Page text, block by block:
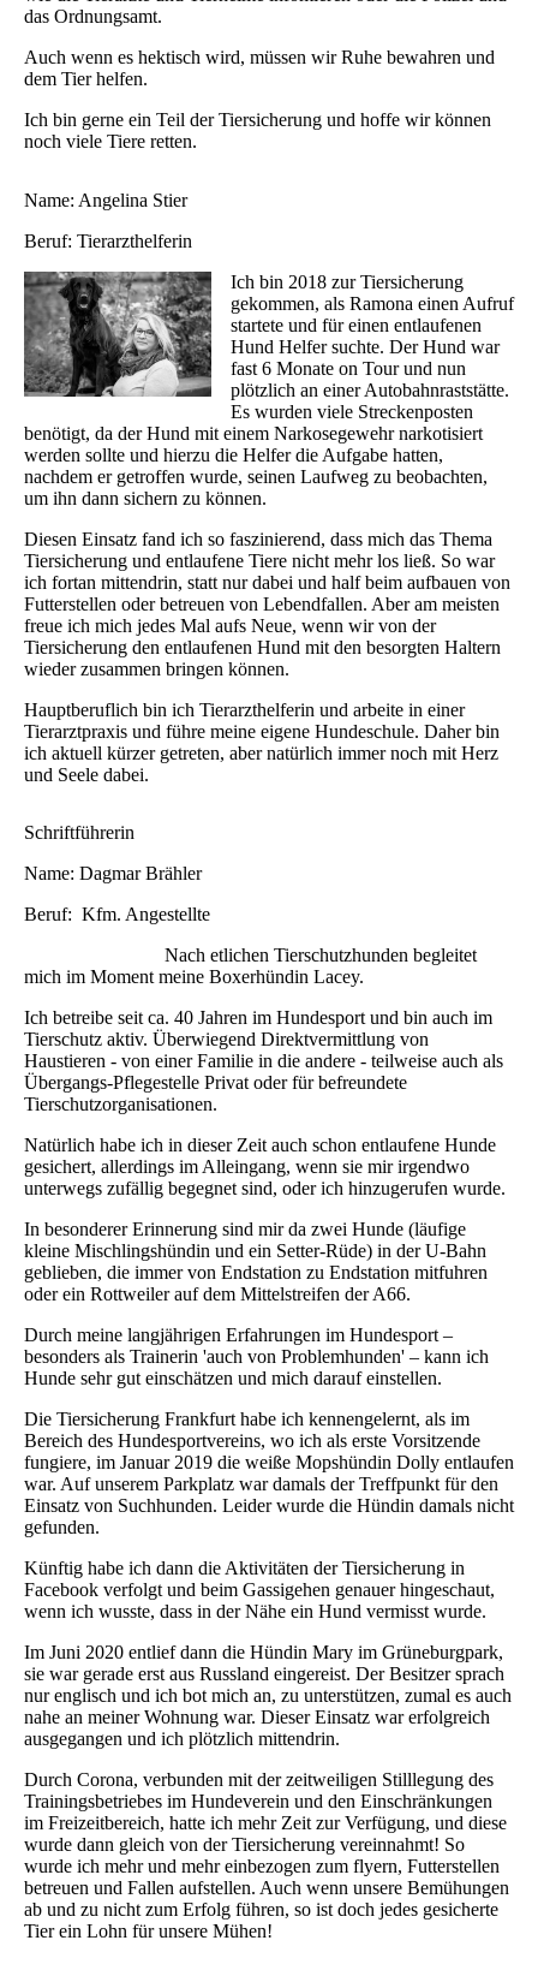
das Ordnungsamt.
Auch wenn es hektisch wird, müssen wir Ruhe bewahren und
dem Tier helfen.
Ich bin gerne ein Teil der Tiersicherung und hoffe wir können
noch viele Tiere retten.
Name: Angelina Stier
Beruf: Tierarzthelferin
Ich bin 2018 zur Tiersicherung
gekommen, als Ramona einen Aufruf
startete und für einen entlaufenen
Hund Helfer suchte. Der Hund war
fast 6 Monate on Tour und nun
plötzlich an einer Autobahnraststätte.
Es wurden viele Streckenposten
benötigt, da der Hund mit einem Narkosegewehr narkotisiert
werden sollte und hierzu die Helfer die Aufgabe hatten,
nachdem er getroffen wurde, seinen Laufweg zu beobachten,
um ihn dann sichern zu können.
Diesen Einsatz fand ich so faszinierend, dass mich das Thema
Tiersicherung und entlaufene Tiere nicht mehr los ließ. So war
ich fortan mittendrin, statt nur dabei und half beim aufbauen von
Futterstellen oder betreuen von Lebendfallen. Aber am meisten
freue ich mich jedes Mal aufs Neue, wenn wir von der
Tiersicherung den entlaufenen Hund mit den besorgten Haltern
wieder zusammen bringen können.
Hauptberuflich bin ich Tierarzthelferin und arbeite in einer
Tierarztpraxis und führe meine eigene Hundeschule. Daher bin
ich aktuell kürzer getreten, aber natürlich immer noch mit Herz
und Seele dabei.
Schriftführerin
Name: Dagmar Brähler
Beruf: Kfm. Angestellte
Nach etlichen Tierschutzhunden begleitet
mich im Moment meine Boxerhündin Lacey.
Ich betreibe seit ca. 40 Jahren im Hundesport und bin auch im
Tierschutz aktiv. Überwiegend Direktvermittlung von
Haustieren - von einer Familie in die andere - teilweise auch als
Übergangs-Pflegestelle Privat oder für befreundete
Tierschutzorganisationen.
Natürlich habe ich in dieser Zeit auch schon entlaufene Hunde
gesichert, allerdings im Alleingang, wenn sie mir irgendwo
unterwegs zufällig begegnet sind, oder ich hinzugerufen wurde.
In besonderer Erinnerung sind mir da zwei Hunde (läufige
kleine Mischlingshündin und ein Setter-Rüde) in der U-Bahn
geblieben, die immer von Endstation zu Endstation mitfuhren
oder ein Rottweiler auf dem Mittelstreifen der A66.
Durch meine langjährigen Erfahrungen im Hundesport –
besonders als Trainerin 'auch von Problemhunden' – kann ich
Hunde sehr gut einschätzen und mich darauf einstellen.
Die Tiersicherung Frankfurt habe ich kennengelernt, als im
Bereich des Hundesportvereins, wo ich als erste Vorsitzende
fungiere, im Januar 2019 die weiße Mopshündin Dolly entlaufen
war. Auf unserem Parkplatz war damals der Treffpunkt für den
Einsatz von Suchhunden. Leider wurde die Hündin damals nicht
gefunden.
Künftig habe ich dann die Aktivitäten der Tiersicherung in
Facebook verfolgt und beim Gassigehen genauer hingeschaut,
wenn ich wusste, dass in der Nähe ein Hund vermisst wurde.
Im Juni 2020 entlief dann die Hündin Mary im Grüneburgpark,
sie war gerade erst aus Russland eingereist. Der Besitzer sprach
nur englisch und ich bot mich an, zu unterstützen, zumal es auch
nahe an meiner Wohnung war. Dieser Einsatz war erfolgreich
ausgegangen und ich plötzlich mittendrin.
Durch Corona, verbunden mit der zeitweiligen Stilllegung des
Trainingsbetriebes im Hundeverein und den Einschränkungen
im Freizeitbereich, hatte ich mehr Zeit zur Verfügung, und diese
wurde dann gleich von der Tiersicherung vereinnahmt! So
wurde ich mehr und mehr einbezogen zum flyern, Futterstellen
betreuen und Fallen aufstellen. Auch wenn unsere Bemühungen
ab und zu nicht zum Erfolg führen, so ist doch jedes gesicherte
Tier ein Lohn für unsere Mühen!